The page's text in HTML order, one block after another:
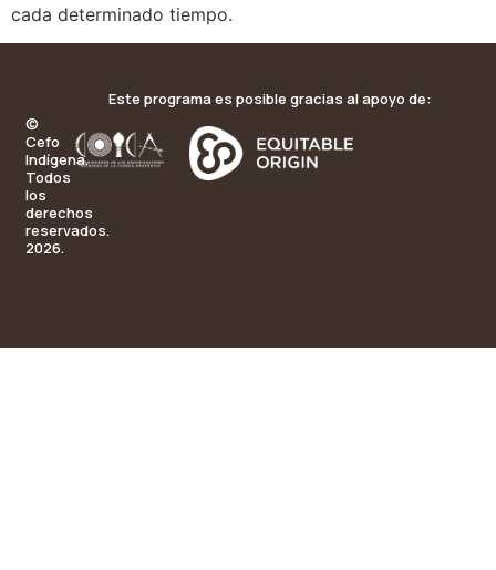
cada determinado tiempo.
©
Cefo
Indígena.
Todos
los
derechos
reservados.
2026.
Este programa es posible gracias al apoyo de: